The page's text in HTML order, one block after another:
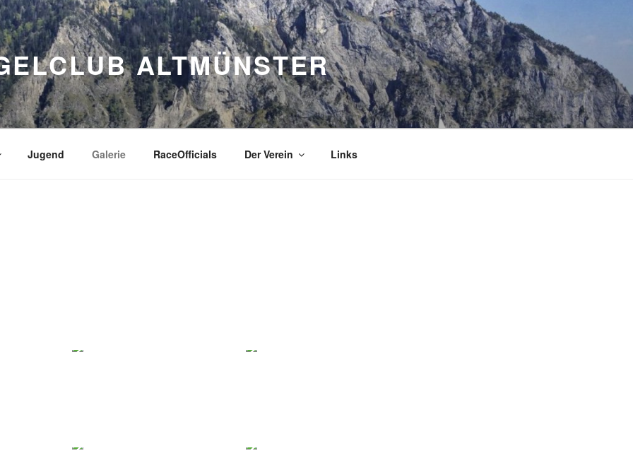
ALTMÜNSTER
Jugend Galerie RaceOfficials Der Verein Links